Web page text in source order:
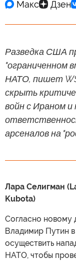
Разведка США
"ограниченном
НАТО, пишет
скрыть
войн с Ираном
арсеналов на
Лара Селигман
Kubota)
Согласно новому
Владимир Путин
осуществить
НАТО, чтобы